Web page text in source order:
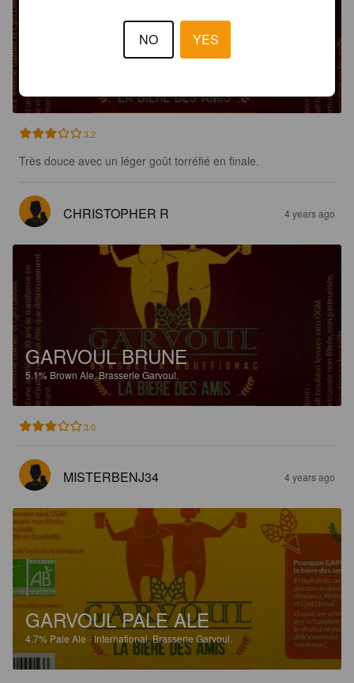
GARVOUL BRUNE
3.2
Très douce avec un léger goût torréfié en finale.
CHRISTOPHER R 4 years ago
GARVOUL BRUNE
5.1% Brown Ale.Brasserie Garvoul.
3.0
MISTERBENJ34 4 years ago
GARVOUL PALE ALE
4.7% Pale Ale - International.Brasserie Garvoul.
NO YES